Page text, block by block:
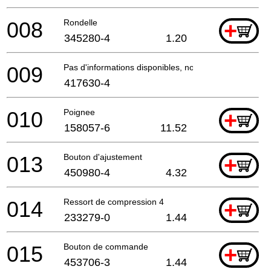
Rondelle +
008 345280-4 1.20
Pas d'informations disponibles, non commandable
009 417630-4
Poignee +
010 158057-6 11.52
Bouton d'ajustement +
013 450980-4 4.32
Ressort de compression 4 +
014 233279-0 1.44
Bouton de commande +
015 453706-3 1.44